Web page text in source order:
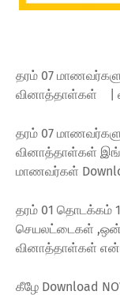
தரம் 07
வினாத்தாள்கள் |
தரம் 07
வினாத்தாள்கள்
மாணவர்கள்
தரம் 01 தொடக்கம்
செயலட்டைகள்
வினாத்தாள்கள்
கீழே Download